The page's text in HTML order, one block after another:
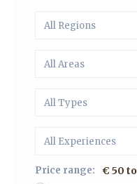
All Regions
All Areas
All Types
All Experiences
Price range: € 50